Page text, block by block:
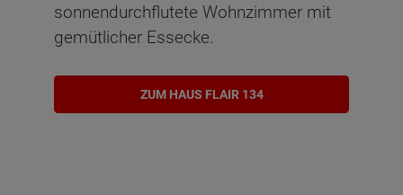
sonnendurchflutete Wohnzimmer mit
gemütlicher Essecke.
ZUM HAUS FLAIR 134